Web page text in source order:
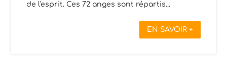
de l'esprit. Ces 72 anges sont répartis...
EN SAVOIR +